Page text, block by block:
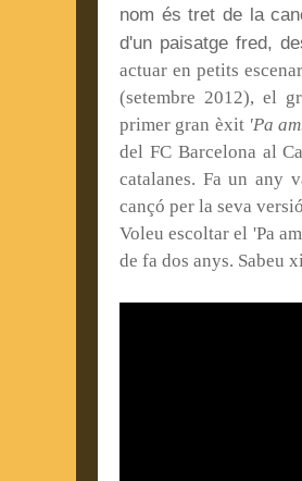
nom és tret de la
d'un paisatge fred,
actuar en petits
(setembre 2012), el
primer gran èxit 'Pa
del FC Barcelona al
catalanes. Fa un any
cançó per la seva
Voleu escoltar el 'Pa
de fa dos anys. Sabeu